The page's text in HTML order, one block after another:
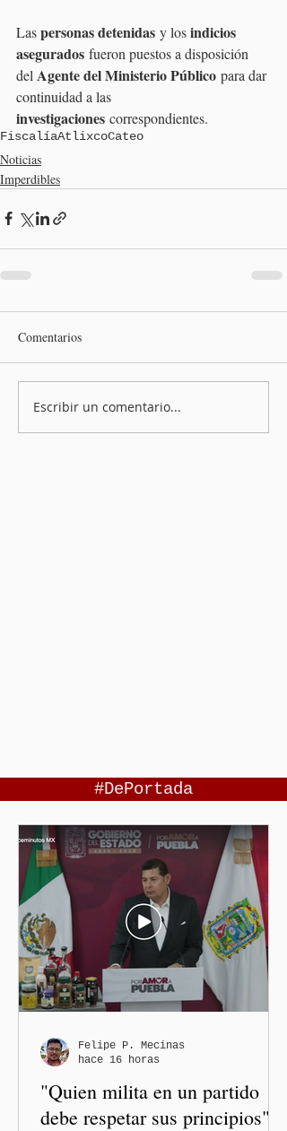
Las personas detenidas y los indicios
asegurados fueron puestos a disposición
del Agente del Ministerio Público para dar
continuidad a las
investigaciones correspondientes.
FiscalíaAtlixcoCateo
Noticias
Imperdibles
Comentarios
Escribir un comentario...
#DePortada
"Quien milita en un partido
debe respetar sus principios":
Felipe P. Mecinas
hace 16 horas